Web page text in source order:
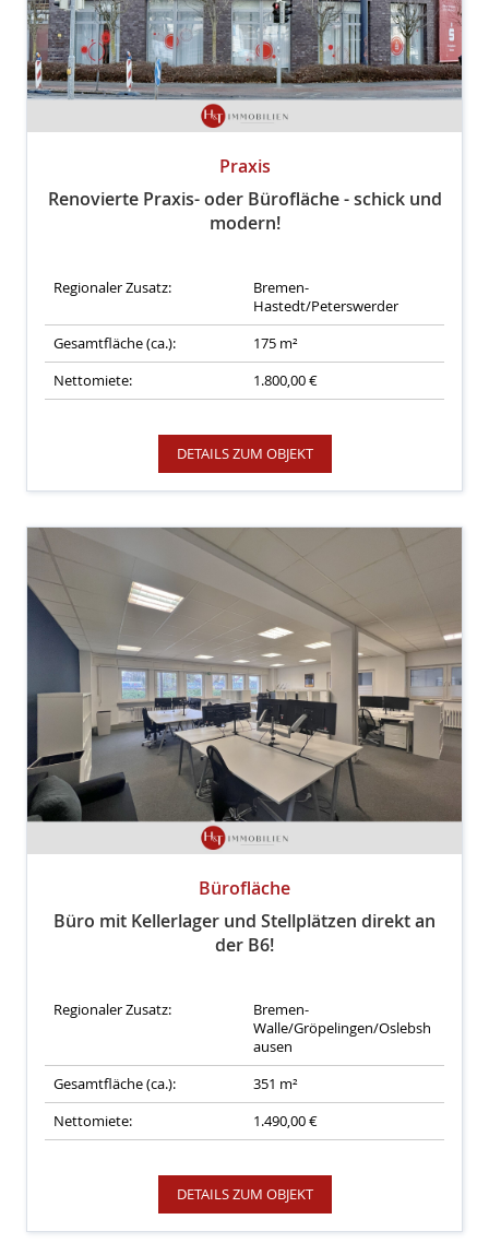
Praxis
Renovierte Praxis- oder Bürofläche - schick und
modern!
Regionaler Zusatz:
Bremen-
Hastedt/Peterswerder
Gesamtfläche (ca.):
175 m²
Nettomiete:
1.800,00 €
DETAILS ZUM OBJEKT
Bürofläche
Büro mit Kellerlager und Stellplätzen direkt an
der B6!
Regionaler Zusatz:
Bremen-
Walle/Gröpelingen/Oslebsh
ausen
Gesamtfläche (ca.):
351 m²
Nettomiete:
1.490,00 €
DETAILS ZUM OBJEKT